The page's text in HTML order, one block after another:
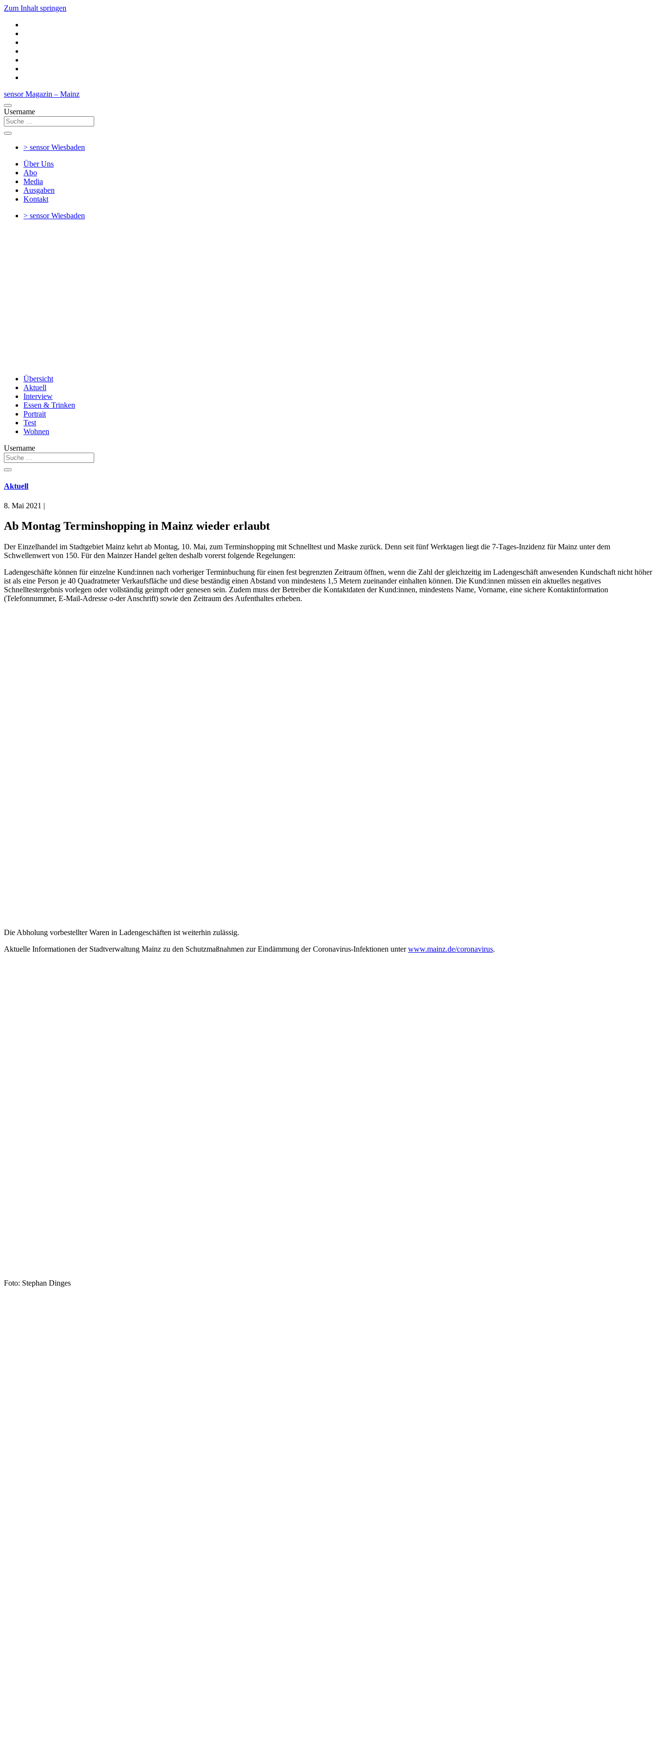
Zum Inhalt springen
sensor Magazin – Mainz
Username
> sensorWiesbaden
Über Uns
Abo
Media
Ausgaben
Kontakt
> sensorWiesbaden
Übersicht
Aktuell
Interview
Essen & Trinken
Portrait
Test
Wohnen
Username
Aktuell
8. Mai 2021 |
Ab Montag Terminshopping in Mainz wieder erlaubt
Der Einzelhandel im Stadtgebiet Mainz kehrt ab Montag, 10. Mai, zum Terminshopping mit Schnelltest und Maske zurück. Denn seit fünf Werktagen liegt die 7-Tages-Inzidenz für Mainz unter dem
Schwellenwert von 150. Für den Mainzer Handel gelten deshalb vorerst folgende Regelungen:
Ladengeschäfte können für einzelne Kund:innen nach vorheriger Terminbuchung für einen fest begrenzten Zeitraum öffnen, wenn die Zahl der gleichzeitig im Ladengeschäft anwesenden Kundschaft nicht höher
ist als eine Person je 40 Quadratmeter Verkaufsfläche und diese beständig einen Abstand von mindestens 1,5 Metern zueinander einhalten können. Die Kund:innen müssen ein aktuelles negatives
Schnelltestergebnis vorlegen oder vollständig geimpft oder genesen sein. Zudem muss der Betreiber die Kontaktdaten der Kund:innen, mindestens Name, Vorname, eine sichere Kontaktinformation
(Telefonnummer, E-Mail-Adresse o-der Anschrift) sowie den Zeitraum des Aufenthaltes erheben.
Die Abholung vorbestellter Waren in Ladengeschäften ist weiterhin zulässig.
Aktuelle Informationen der Stadtverwaltung Mainz zu den Schutzmaßnahmen zur Eindämmung der Coronavirus-Infektionen unterwww.mainz.de/coronavirus.
Foto: Stephan Dinges